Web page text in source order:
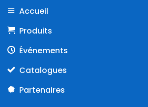
Accueil
Produits
Événements
Catalogues
Partenaires